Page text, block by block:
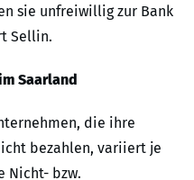
sie unfreiwillig zur Bank
Sellin.
Saarland
die ihre
bezahlen, variiert je
Nicht- bzw.